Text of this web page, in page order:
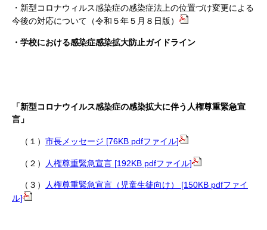
・新型コロナウィルス感染症の感染症法上の位置づけ変更による
今後の対応について（令和５年５月８日版）
・学校における感染症感染拡大防止ガイドライン
「新型コロナウイルス感染症の感染拡大に伴う人権尊重緊急宣
言」
（１） 市長メッセージ [76KB pdfファイル]
（２） 人権尊重緊急宣言 [192KB pdfファイル]
（３）
人権尊重緊急宣言（児童生徒向け） [150KB pdfファイ
ル]